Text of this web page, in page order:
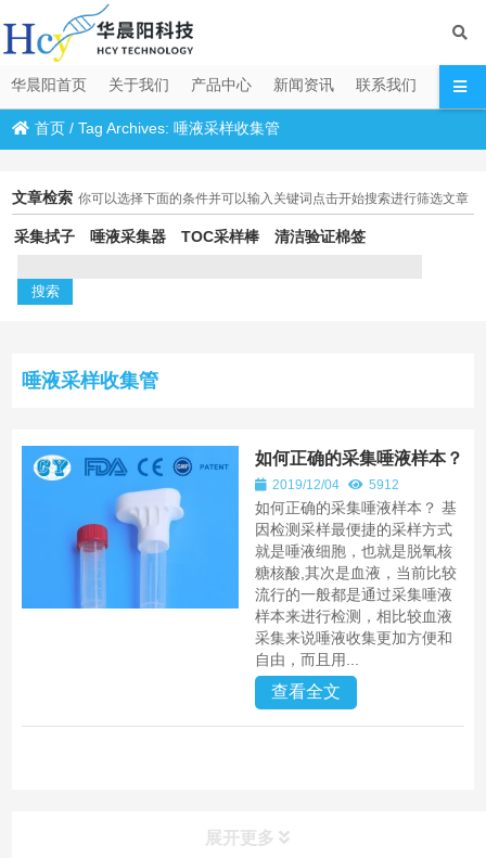
华晨阳首页 关于我们 产品中心 新闻资讯 联系我们
首页 /Tag Archives: 唾液采样收集管
文章检索 你可以选择下面的条件并可以输入关键词点击开始搜索进行筛选文章
采集拭子 唾液采集器 TOC采样棒 清洁验证棉签
唾液采样收集管
如何正确的采集唾液样本？
2019/12/04 5912
如何正确的采集唾液样本？ 基
因检测采样最便捷的采样方式
就是唾液细胞，也就是脱氧核
糖核酸,其次是血液，当前比较
流行的一般都是通过采集唾液
样本来进行检测，相比较血液
采集来说唾液收集更加方便和
自由，而且用...
查看全文
展开更多